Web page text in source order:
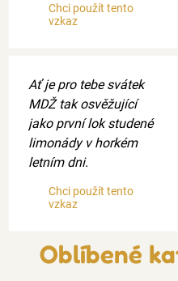
Chci použít tento
vzkaz
Ať je pro tebe svátek
MDŽ tak osvěžující
jako první lok studené
limonády v horkém
letním dni.
Chci použít tento
vzkaz
Oblíbené